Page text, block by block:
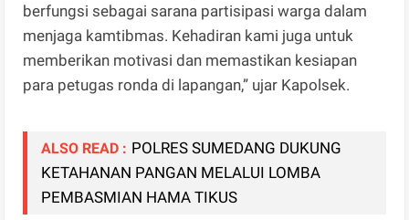
berfungsi sebagai sarana partisipasi warga dalam
menjaga kamtibmas. Kehadiran kami juga untuk
memberikan motivasi dan memastikan kesiapan
para petugas ronda di lapangan,” ujar Kapolsek.
ALSO READ : POLRES SUMEDANG DUKUNG
KETAHANAN PANGAN MELALUI LOMBA
PEMBASMIAN HAMA TIKUS